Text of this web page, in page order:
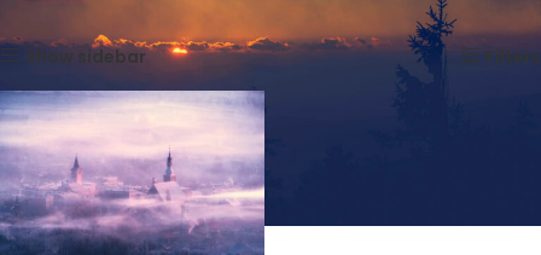
Show sidebar
Filters